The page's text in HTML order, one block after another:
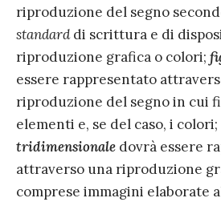
riproduzione del segno
standarddi scrittura e di
riproduzione grafica o colori;
essere rappresentato
riproduzione del segno in cui
elementi e, se del caso, i colori;
tridimensionale dovrà essere
attraverso una riproduzione
comprese immagini elaborate